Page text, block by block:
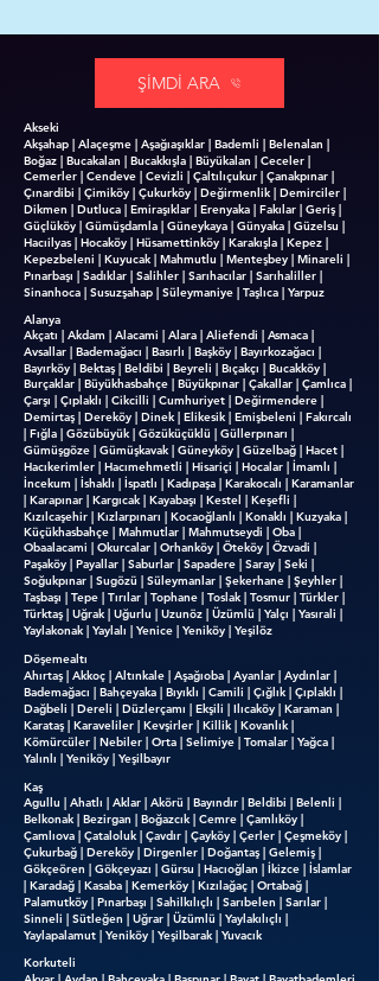
ŞİMDİ ARA
Akseki
Akşahap | Alaçeşme | Aşağıaşıklar | Bademli | Belenalan |
Boğaz | Bucakalan | Bucakkışla | Büyükalan | Ceceler |
Cemerler | Cendeve | Cevizli | Çaltılıçukur | Çanakpınar |
Çınardibi | Çimiköy | Çukurköy | Değirmenlik | Demirciler |
Dikmen | Dutluca | Emiraşıklar | Erenyaka | Fakılar | Geriş |
Güçlüköy | Gümüşdamla | Güneykaya | Günyaka | Güzelsu |
Hacıilyas | Hocaköy | Hüsamettinköy | Karakışla | Kepez |
Kepezbeleni | Kuyucak | Mahmutlu | Menteşbey | Minareli |
Pınarbaşı | Sadıklar | Salihler | Sarıhacılar | Sarıhaliller |
Sinanhoca | Susuzşahap | Süleymaniye | Taşlıca | Yarpuz
Alanya
Akçatı | Akdam | Alacami | Alara | Aliefendi | Asmaca |
Avsallar | Bademağacı | Basırlı | Başköy | Bayırkozağacı |
Bayırköy | Bektaş | Beldibi | Beyreli | Bıçakçı | Bucakköy |
Burçaklar | Büyükhasbahçe | Büyükpınar | Çakallar | Çamlıca |
Çarşı | Çıplaklı | Cikcilli | Cumhuriyet | Değirmendere |
Demirtaş | Dereköy | Dinek | Elikesik | Emişbeleni | Fakırcalı
| Fığla | Gözübüyük | Gözüküçüklü | Güllerpınarı |
Gümüşgöze | Gümüşkavak | Güneyköy | Güzelbağ | Hacet |
Hacıkerimler | Hacımehmetli | Hisariçi | Hocalar | İmamlı |
İncekum | İshaklı | İspatlı | Kadıpaşa | Karakocalı | Karamanlar
| Karapınar | Kargıcak | Kayabaşı | Kestel | Keşefli |
Kızılcaşehir | Kızlarpınarı | Kocaoğlanlı | Konaklı | Kuzyaka |
Küçükhasbahçe | Mahmutlar | Mahmutseydi | Oba |
Obaalacami | Okurcalar | Orhanköy | Öteköy | Özvadi |
Paşaköy | Payallar | Saburlar | Sapadere | Saray | Seki |
Soğukpınar | Sugözü | Süleymanlar | Şekerhane | Şeyhler |
Taşbaşı | Tepe | Tırılar | Tophane | Toslak | Tosmur | Türkler |
Türktaş | Uğrak | Uğurlu | Uzunöz | Üzümlü | Yalçı | Yasırali |
Yaylakonak | Yaylalı | Yenice | Yeniköy | Yeşilöz
Döşemealtı
Ahırtaş | Akkoç | Altınkale | Aşağıoba | Ayanlar | Aydınlar |
Bademağacı | Bahçeyaka | Bıyıklı | Camili | Çığlık | Çıplaklı |
Dağbeli | Dereli | Düzlerçamı | Ekşili | Ilıcaköy | Karaman |
Karataş | Karaveliler | Kevşirler | Killik | Kovanlık |
Kömürcüler | Nebiler | Orta | Selimiye | Tomalar | Yağca |
Yalınlı | Yeniköy | Yeşilbayır
Kaş
Agullu | Ahatlı | Aklar | Akörü | Bayındır | Beldibi | Belenli |
Belkonak | Bezirgan | Boğazcık | Cemre | Çamlıköy |
Çamlıova | Çataloluk | Çavdır | Çayköy | Çerler | Çeşmeköy |
Çukurbağ | Dereköy | Dirgenler | Doğantaş | Gelemiş |
Gökçeören | Gökçeyazı | Gürsu | Hacıoğlan | İkizce | İslamlar
| Karadağ | Kasaba | Kemerköy | Kızılağaç | Ortabağ |
Palamutköy | Pınarbaşı | Sahilkılıçlı | Sarıbelen | Sarılar |
Sinneli | Sütleğen | Uğrar | Üzümlü | Yaylakılıçlı |
Yaylapalamut | Yeniköy | Yeşilbarak | Yuvacık
Korkuteli